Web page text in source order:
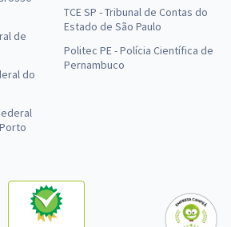
de
do
TCE SP - Tribunal de Contas do
Estado de São Paulo
Politec PE - Polícia Científica de
Pernambuco